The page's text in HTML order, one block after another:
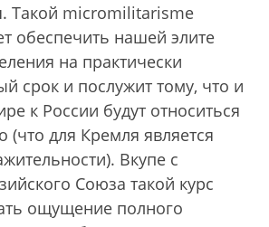
Такой micromilitarisme
обеспечить нашей элите
на практически
срок и послужит тому, что и
к России будут относиться
(что для Кремля является
Вкупе с
Союза такой курс
ощущение полного